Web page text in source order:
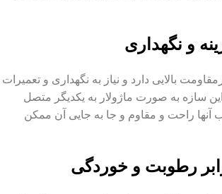
و نگهداری
بالایی دارد و نیاز به نگهداری و تعمیرات
این سازه به صورت ماژولار به یکدیگر متصل
آنها راحت و مقاوم و جا به جایی آن ممکن
رطوبت و خوردگی